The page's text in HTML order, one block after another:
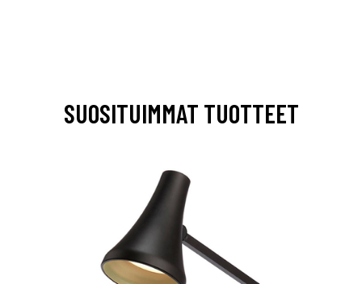
SUOSITUIMMAT TUOTTEET